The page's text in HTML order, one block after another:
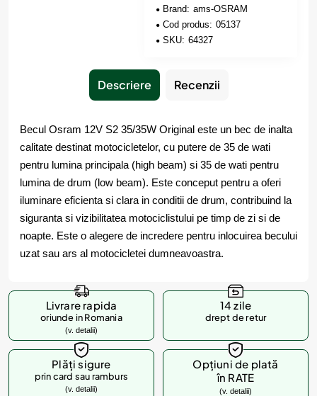
Brand: ams-OSRAM
Cod produs: 05137
SKU: 64327
Descriere Recenzii
Becul Osram 12V S2 35/35W Original este un bec de inalta
calitate destinat motocicletelor, cu putere de 35 de wati
pentru lumina principala (high beam) si 35 de wati pentru
lumina de drum (low beam). Este conceput pentru a oferi
iluminare eficienta si clara in conditii de drum, contribuind la
siguranta si vizibilitatea motociclistului pe timp de zi si de
noapte. Este o alegere de incredere pentru inlocuirea becului
uzat sau ars al motocicletei dumneavoastra.
Livrare rapida
oriunde in Romania
(v. detalii)
14 zile
drept de retur
Plăți sigure
prin card sau ramburs
(v. detalii)
Opțiuni de plată
în RATE
(v. detalii)